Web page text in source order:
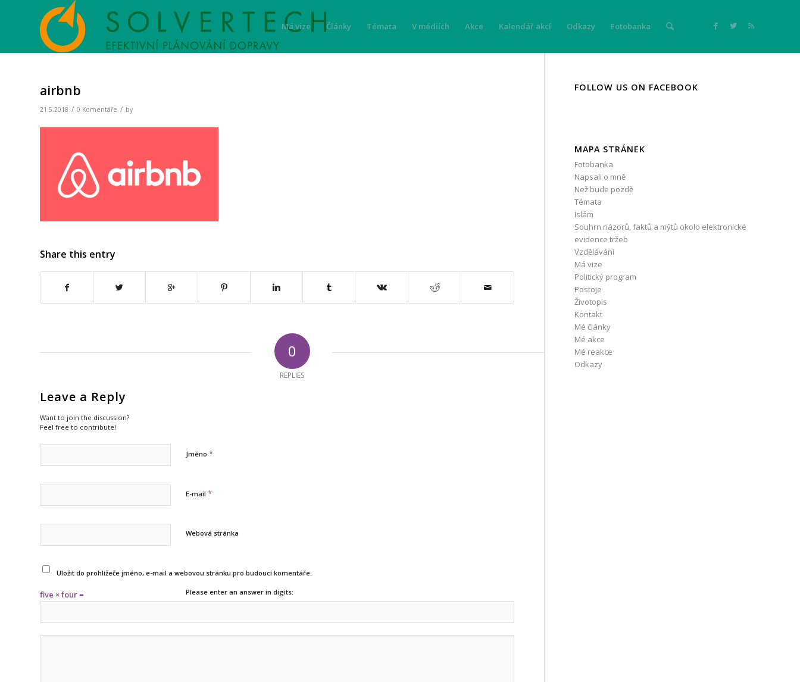
Má vize Články Témata V médiích Akce Kalendář akcí Odkazy Fotobanka
airbnb
21.5.2018 / 0 Komentáře / by
Share this entry
0
REPLIES
Leave a Reply
Want to join the discussion?
Feel free to contribute!
Jméno *
E-mail *
Webová stránka
Uložit do prohlížeče jméno, e-mail a webovou stránku pro budoucí komentáře.
Please enter an answer in digits:
five × four =
FOLLOW US ON FACEBOOK
MAPA STRÁNEK
Fotobanka
Napsali o mně
Než bude pozdě
Témata
Islám
Souhrn názorů, faktů a mýtů okolo elektronické
evidence tržeb
Vzdělávání
Má vize
Politický program
Postoje
Životopis
Kontakt
Mé články
Mé akce
Mé reakce
Odkazy